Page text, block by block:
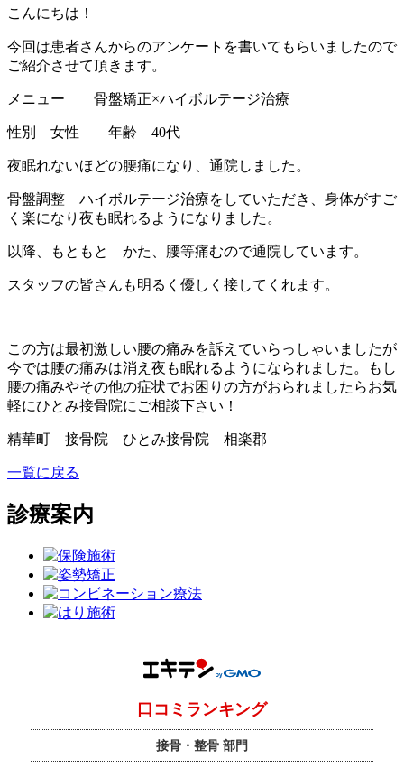
こんにちは！
今回は患者さんからのアンケートを書いてもらいましたので
ご紹介させて頂きます。
メニュー 骨盤矯正×ハイボルテージ治療
性別 女性 年齢 40代
夜眠れないほどの腰痛になり、通院しました。
骨盤調整 ハイボルテージ治療をしていただき、身体がすご
く楽になり夜も眠れるようになりました。
以降、もともと かた、腰等痛むので通院しています。
スタッフの皆さんも明るく優しく接してくれます。
この方は最初激しい腰の痛みを訴えていらっしゃいましたが
今では腰の痛みは消え夜も眠れるようになられました。もし
腰の痛みやその他の症状でお困りの方がおられましたらお気
軽にひとみ接骨院にご相談下さい！
精華町 接骨院 ひとみ接骨院 相楽郡
一覧に戻る
診療案内